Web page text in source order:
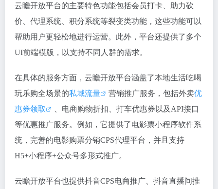
云瞻开放平台的主要特色功能包括会员打卡、助力砍
价、代理系统、积分系统等裂变类功能，这些功能可以
帮助用户更轻松地进行运营。此外，平台还提供了多个
UI前端模版，以支持不同人群的需求。
在具体的服务方面，云瞻开放平台涵盖了本地生活吃喝
玩乐购全场景的私域流量 营销推广服务，包括外卖优
惠券领取
、电商购物折扣、打车优惠券以及API接口
等优惠推广服务。例如，它提供了电影票小程序软件系
统，完善的电影购票分销CPS代理平台，并且支持
H5+小程序+公众号多形式推广。
云瞻开放平台也提供抖音CPS电商推广、抖音直播间推